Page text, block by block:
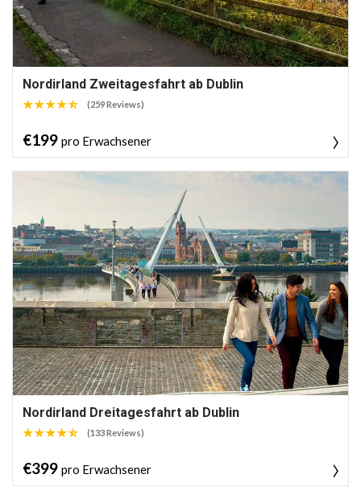
Nordirland Zweitagesfahrt ab Dublin
(259 Reviews)
€199 pro Erwachsener
Nordirland Dreitagesfahrt ab Dublin
(133 Reviews)
€399 pro Erwachsener